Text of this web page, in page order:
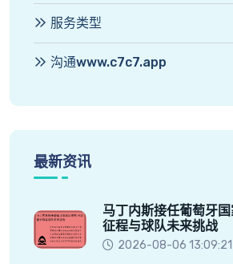
服务类型
沟通www.c7c7.app
最新资讯
马丁内斯接任葡萄牙
征程与球队未来挑战
2026-08-06 13:09:21